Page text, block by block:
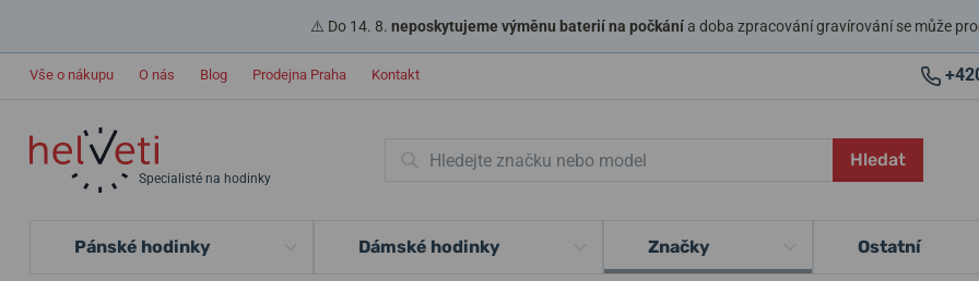
⚠️ Do 14. 8. neposkytujeme výměnu baterií na počkánía doba zpracování gravírování se může
Vše o nákupu O nás Blog Prodejna Praha Kontakt
Specialisté na hodinky
Hledat
Pánské hodinky Dámské hodinky Značky Ostatní